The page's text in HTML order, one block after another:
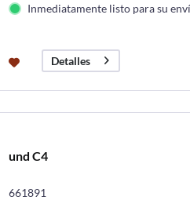
Inmediatamente listo para su
Detalles
und C4
661891